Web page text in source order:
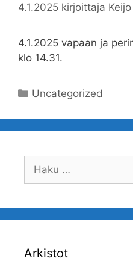
4.1.2025 kirjoittaja
4.1.2025 vapaan ja
klo 14.31.
Kategoriat
Uncategorized
Arkistot